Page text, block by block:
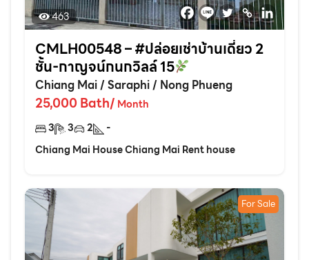
463
CMLH00548 – #ปล่อยเช่าบ้านเดี่ยว 2
ชั้น-กาญจน์กนกวิลล์ 15
Chiang Mai/Saraphi/ Nong Phueng
25,000 Bath/ Month
3
3 2
-
Chiang Mai House Chiang Mai Rent house
For Sale